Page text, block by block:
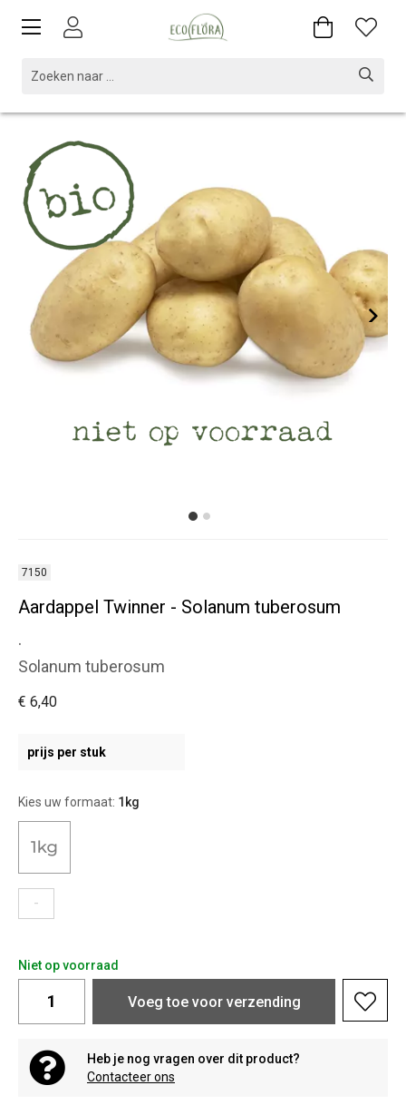
7150
Aardappel Twinner - Solanum tuberosum
.
Solanum tuberosum
€ 6,40
prijs per stuk
Kies uw formaat: 1kg
-
Niet op voorraad
Voeg toe voor verzending
Heb je nog vragen over dit product?
Contacteer ons